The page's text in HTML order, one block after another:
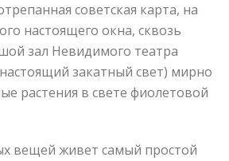
советская карта, на
настоящего окна, сквозь
зал Невидимого театра
закатный свет) мирно
растения в свете фиолетовой
вещей живет самый простой